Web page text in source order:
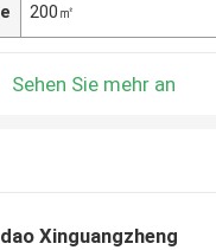
200㎡
Sehen Sie mehr an
Xinguangzheng